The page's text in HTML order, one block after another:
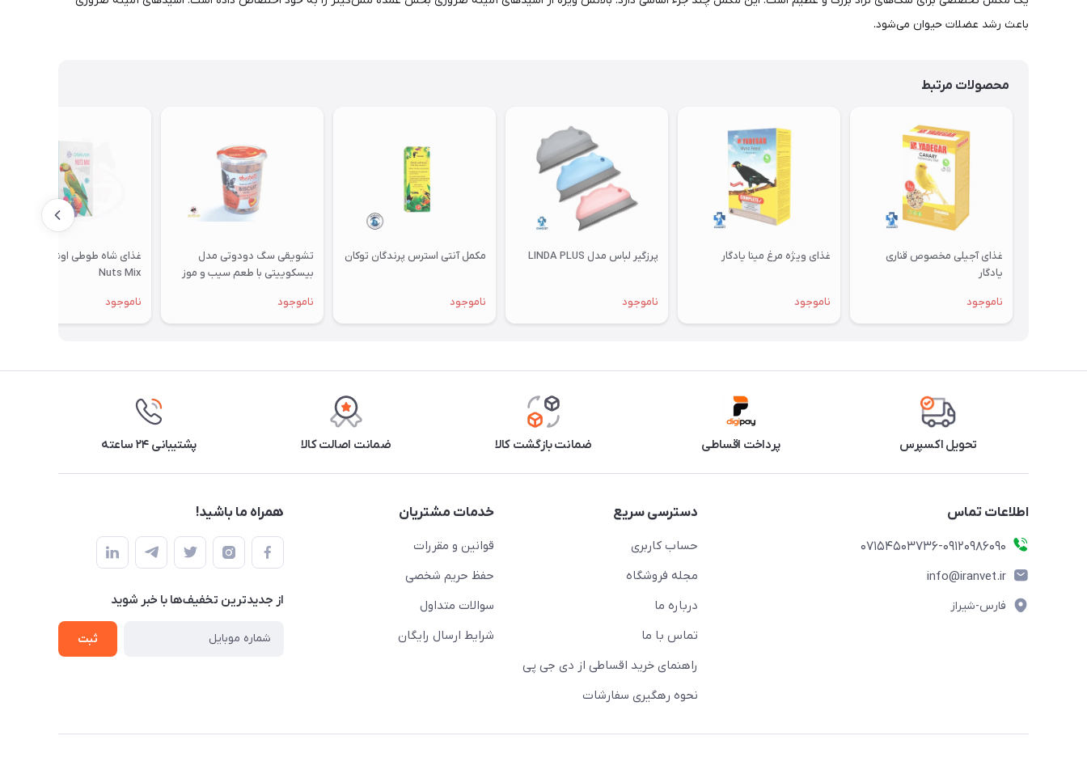
باعث رشد عضلات حیوان می‌شود.
محصولات مرتبط
غذای آجیلی مخصوص قناری
یادگار
ناموجود
غذای ویژه مرغ مینا یادگار
ناموجود
پرزگیر لباس مدل LINDA PLUS
ناموجود
مکمل آنتی استرس پرندگان توکان
ناموجود
تشویقی سگ دودوتی مدل
بیسکوییتی با طعم سیب و موز
ناموجود
غذای شاه طوطی اوشکایا مدل
Nuts Mix
ناموجود
تحویل اکسپرس پرداخت اقساطی ضمانت بازگشت کالا ضمانت اصالت کالا پشتیبانی ۲۴ ساعته
اطلاعات تماس
07154503736-09120986090
info@iranvet.ir
فارس-شیراز
دسترسی سریع
حساب کاربری
مجله فروشگاه
درباره ما
تماس با ما
راهنمای خرید اقساطی از دی جی پی
نحوه رهگیری سفارشات
خدمات مشتریان
قوانین و مقررات
حفظ حریم شخصی
سوالات متداول
شرایط ارسال رایگان
همراه ما باشید!
از جدید‌ترین تخفیف‌ها با‌ خبر شوید
ثبت